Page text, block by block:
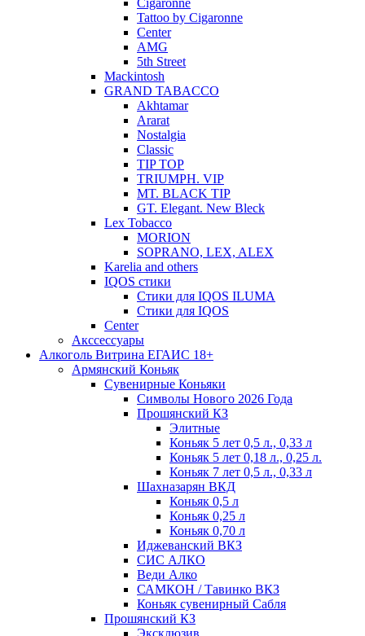
Cigaronne
Tattoo by Cigaronne
Center
AMG
5th Street
Mackintosh
GRAND TABACCO
Akhtamar
Ararat
Nostalgia
Classic
TIP TOP
TRIUMPH. VIP
MT. BLACK TIP
GT. Elegant. New Bleck
Lex Tobacco
MORION
SOPRANO, LEX, ALEX
Karelia and others
IQOS стики
Стики для IQOS ILUMA
Стики для IQOS
Сenter
Акссессуары
Алкоголь Витрина ЕГАИС 18+
Армянский Коньяк
Сувенирные Коньяки
Символы Нового 2026 Года
Прошянский КЗ
Элитные
Коньяк 5 лет 0,5 л., 0,33 л
Коньяк 5 лет 0,18 л., 0,25 л.
Коньяк 7 лет 0,5 л., 0,33 л
Шахназарян ВКД
Коньяк 0,5 л
Коньяк 0,25 л
Коньяк 0,70 л
Иджеванский ВКЗ
СИС АЛКО
Веди Алко
САМКОН / Тавинко ВКЗ
Коньяк сувенирный Сабля
Прошянский КЗ
Эксклюзив